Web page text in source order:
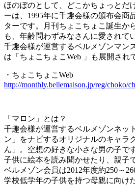
ほのぼのとして、どこかちょっとだ
ーは、1995年に千趣会様の頒布会商
ターです。月刊ちょこちょこ誕生か
も、年齢問わずみなさんに愛されて
千趣会様が運営するベルメゾンマン
は「ちょこちょこWeb 」も展開され
・ちょこちょこWeb
http://monthly.bellemaison.jp/reg/choko/
「マロン」とは？
千趣会様が運営するベルメゾンネッ
ン」をナビするオリジナルのキャラ
ん」。空想の好きな小さな男の子で
子供に絵本を読み聞かせたり、親子
ベルメゾン会員は2012年度約250～
学校低学年の子供を持つ母親に向け